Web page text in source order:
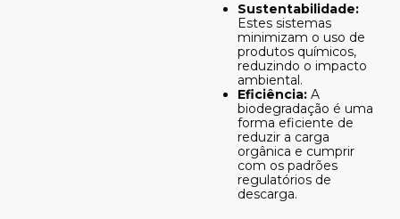
Sustentabilidade:
Estes sistemas
minimizam o uso de
produtos químicos,
reduzindo o impacto
ambiental.
Eficiência: A
biodegradação é uma
forma eficiente de
reduzir a carga
orgânica e cumprir
com os padrões
regulatórios de
descarga.